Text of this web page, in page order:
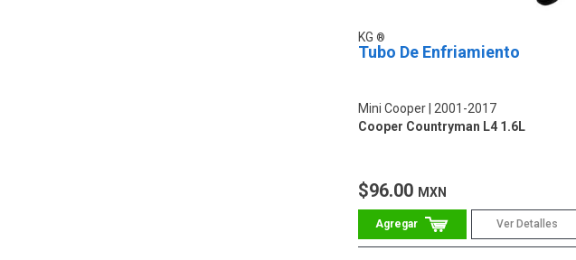
KG
Tubo De Enfriamiento
Mini Cooper
2001-2017
Cooper Countryman L4 1.6L
$96.00 MXN
Ver Detalles